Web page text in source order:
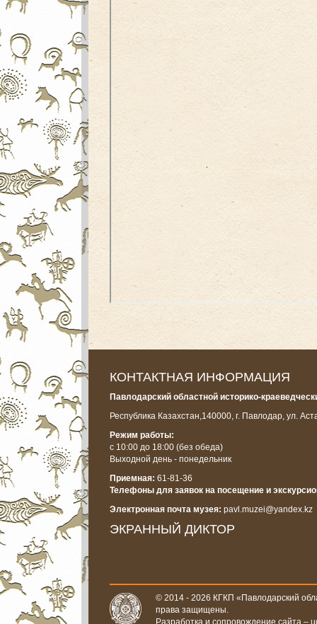
КОНТАКТНАЯ ИНФОРМАЦИЯ
Павлодарский областной историко-
Республика Казахстан,140000, г. Павлодар, ул.
Режим работы:
с 10:00 до 18:00 (без обеда)
Выходной день - понедельник
Приемная: 61-81-36
Телефоны для заявок на посещение и
Электронная почта музея: pavl.muzei@yandex.kz
ЭКРАННЫЙ ДИКТОР
© 2014 - 2026 КГКП «Павлодарский
права защищены.
Разработка и сопровождение сайта –